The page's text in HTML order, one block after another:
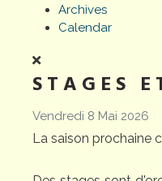
Archives
Calendar
STAGES
Vendredi 8 Mai 2026
La saison prochaine